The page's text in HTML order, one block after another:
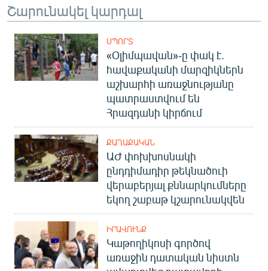
Շարունակել կարդալ
ՍՊՈՐՏ
«Օլիմպավան»-ը փակ է.
հավաքականի մարզիկներն
աշխարհի առաջնությանը
պատրաստվում են
Հրազդանի կիրճում
ՔԱՂԱՔԱԿԱՆ
ԱԺ փոխխոսնակի
ընդդիմադիր թեկնածուի
վերաբերյալ քննարկումները
եկող շաբաթ կշարունակվեն
ԻՐԱՎՈՒՆՔ
Կաթողիկոսի գործով
առաջին դատական նիստն